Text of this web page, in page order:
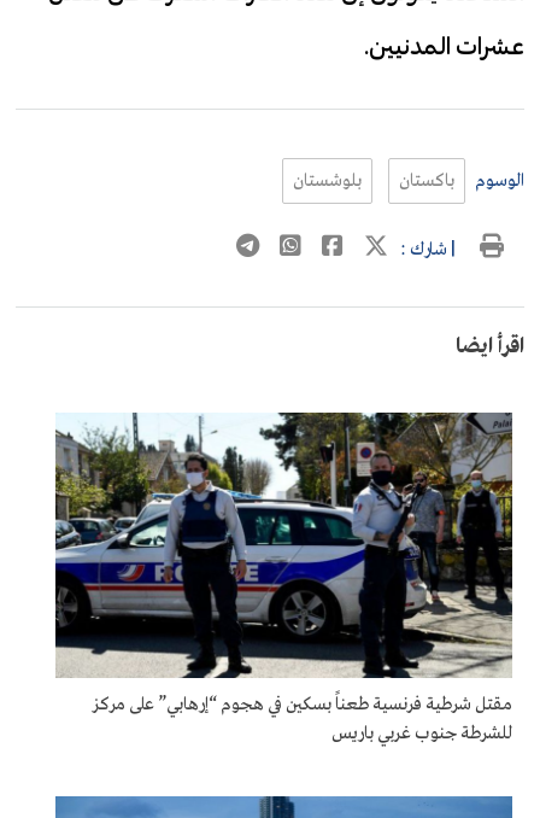
عشرات المدنيين.
الوسوم باكستان بلوشستان
| شارك :
اقرأ ايضا
مقتل شرطية فرنسية طعناً بسكين في هجوم “إرهابي” على مركز
للشرطة جنوب غربي باريس